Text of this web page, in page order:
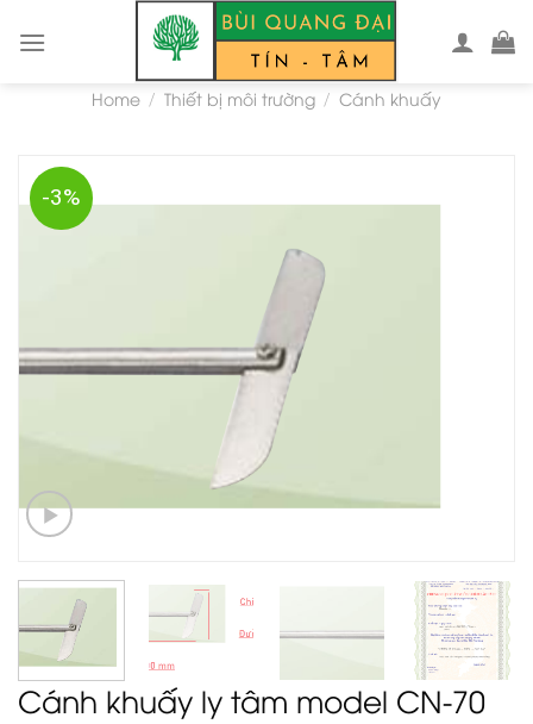
Home / Thiết bị môi trường / Cánh khuấy
-3%
Cánh khuấy ly tâm model CN-70